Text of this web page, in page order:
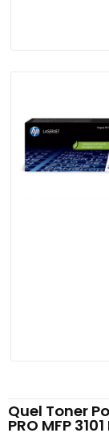
Quel Toner
PRO MFP 3101